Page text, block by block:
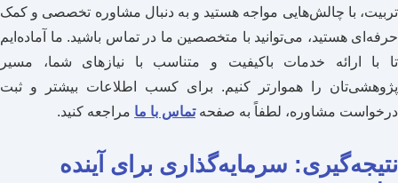
تربیت، با چالش‌هایی مواجه هستید و به دنبال مشاوره تخصصی و کمک
حرفه‌ای هستید، می‌توانید با متخصصین ما در تماس باشید. ما آماده‌ایم
تا با ارائه خدمات باکیفیت و متناسب با نیازهای شما، مسیر
پژوهشی‌تان را هموارتر کنیم. برای کسب اطلاعات بیشتر و ثبت
درخواست مشاوره، لطفاً به صفحهتماس با ما مراجعه کنید.
نتیجه‌گیری: سرمایه‌گذاری برای آینده